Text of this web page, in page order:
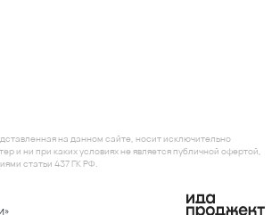
на данном сайте, носит исключительно
и ни при каких условиях не является публичной офертой,
статьи 437 ГК РФ.